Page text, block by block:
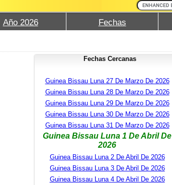
Año 2026 Fechas
Fechas Cercanas
Guinea Bissau Luna 27 De Marzo De 2026
Guinea Bissau Luna 28 De Marzo De 2026
Guinea Bissau Luna 29 De Marzo De 2026
Guinea Bissau Luna 30 De Marzo De 2026
Guinea Bissau Luna 31 De Marzo De 2026
Guinea Bissau Luna 1 De Abril De
2026
Guinea Bissau Luna 2 De Abril De 2026
Guinea Bissau Luna 3 De Abril De 2026
Guinea Bissau Luna 4 De Abril De 2026